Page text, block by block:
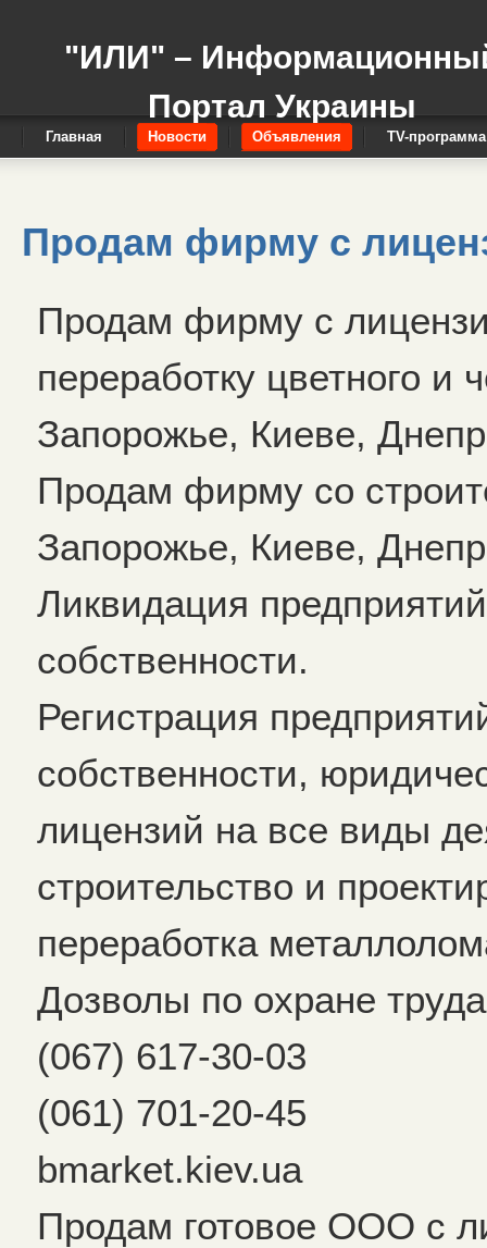
"ИЛИ" –
Портал Украины
Главная Новости Объявления TV-программа
Продам фирму с
Продам фирму с
переработку цветного и
Запорожье, Киеве,
Продам фирму со
Запорожье, Киеве,
Ликвидация
собственности.
Регистрация
собственности,
лицензий на все виды
строительство и
переработка
Дозволы по охране труда
(067) 617-30-03
(061) 701-20-45
bmarket.kiev.ua
Продам готовое ООО с